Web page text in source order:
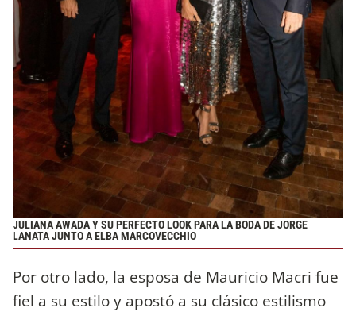
JULIANA AWADA Y SU PERFECTO LOOK PARA LA BODA DE JORGE
LANATA JUNTO A ELBA MARCOVECCHIO
Por otro lado, la esposa de Mauricio Macri fue
fiel a su estilo y apostó a su clásico estilismo